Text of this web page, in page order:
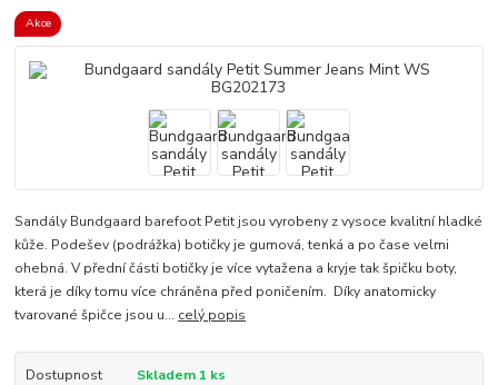
Akce
Sandály Bundgaard barefoot Petit jsou vyrobeny z vysoce kvalitní hladké
kůže. Podešev (podrážka) botičky je gumová, tenká a po čase velmi
ohebná. V přední části botičky je více vytažena a kryje tak špičku boty,
která je díky tomu více chráněna před poničením. Díky anatomicky
tvarované špičce jsou u... celý popis
Dostupnost
Skladem 1 ks